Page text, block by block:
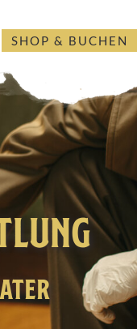
SHOP & BUCHEN